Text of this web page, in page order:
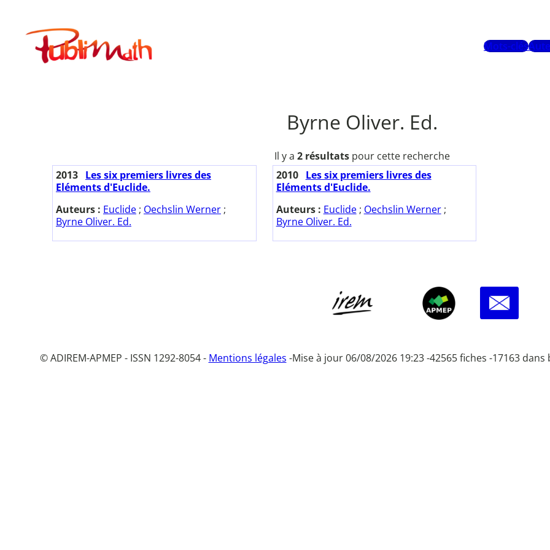
contenuPublimath
Mots-clés
Byrne Oliver. Ed.
Il y a 2 résultats pour cette recherche
2013 Les six premiers livres des
Eléments d'Euclide.
Auteurs : Euclide ; Oechslin Werner ;
Byrne Oliver. Ed.
2010
Les six premiers livres des
Eléments d'Euclide.
Auteurs : Euclide; Oechslin Werner;
Byrne Oliver. Ed.
© ADIREM-APMEP - ISSN 1292-8054 - Mentions légales -Mise à jour 06/08/2026 19:23 -42565 fiches -17163